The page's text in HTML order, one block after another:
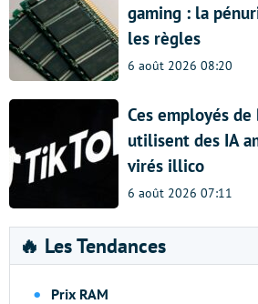
gaming : la
les règles
6 août 2026 08:20
Ces employés de
utilisent des IA
virés illico
6 août 2026 07:11
🔥 Les Tendances
Prix RAM